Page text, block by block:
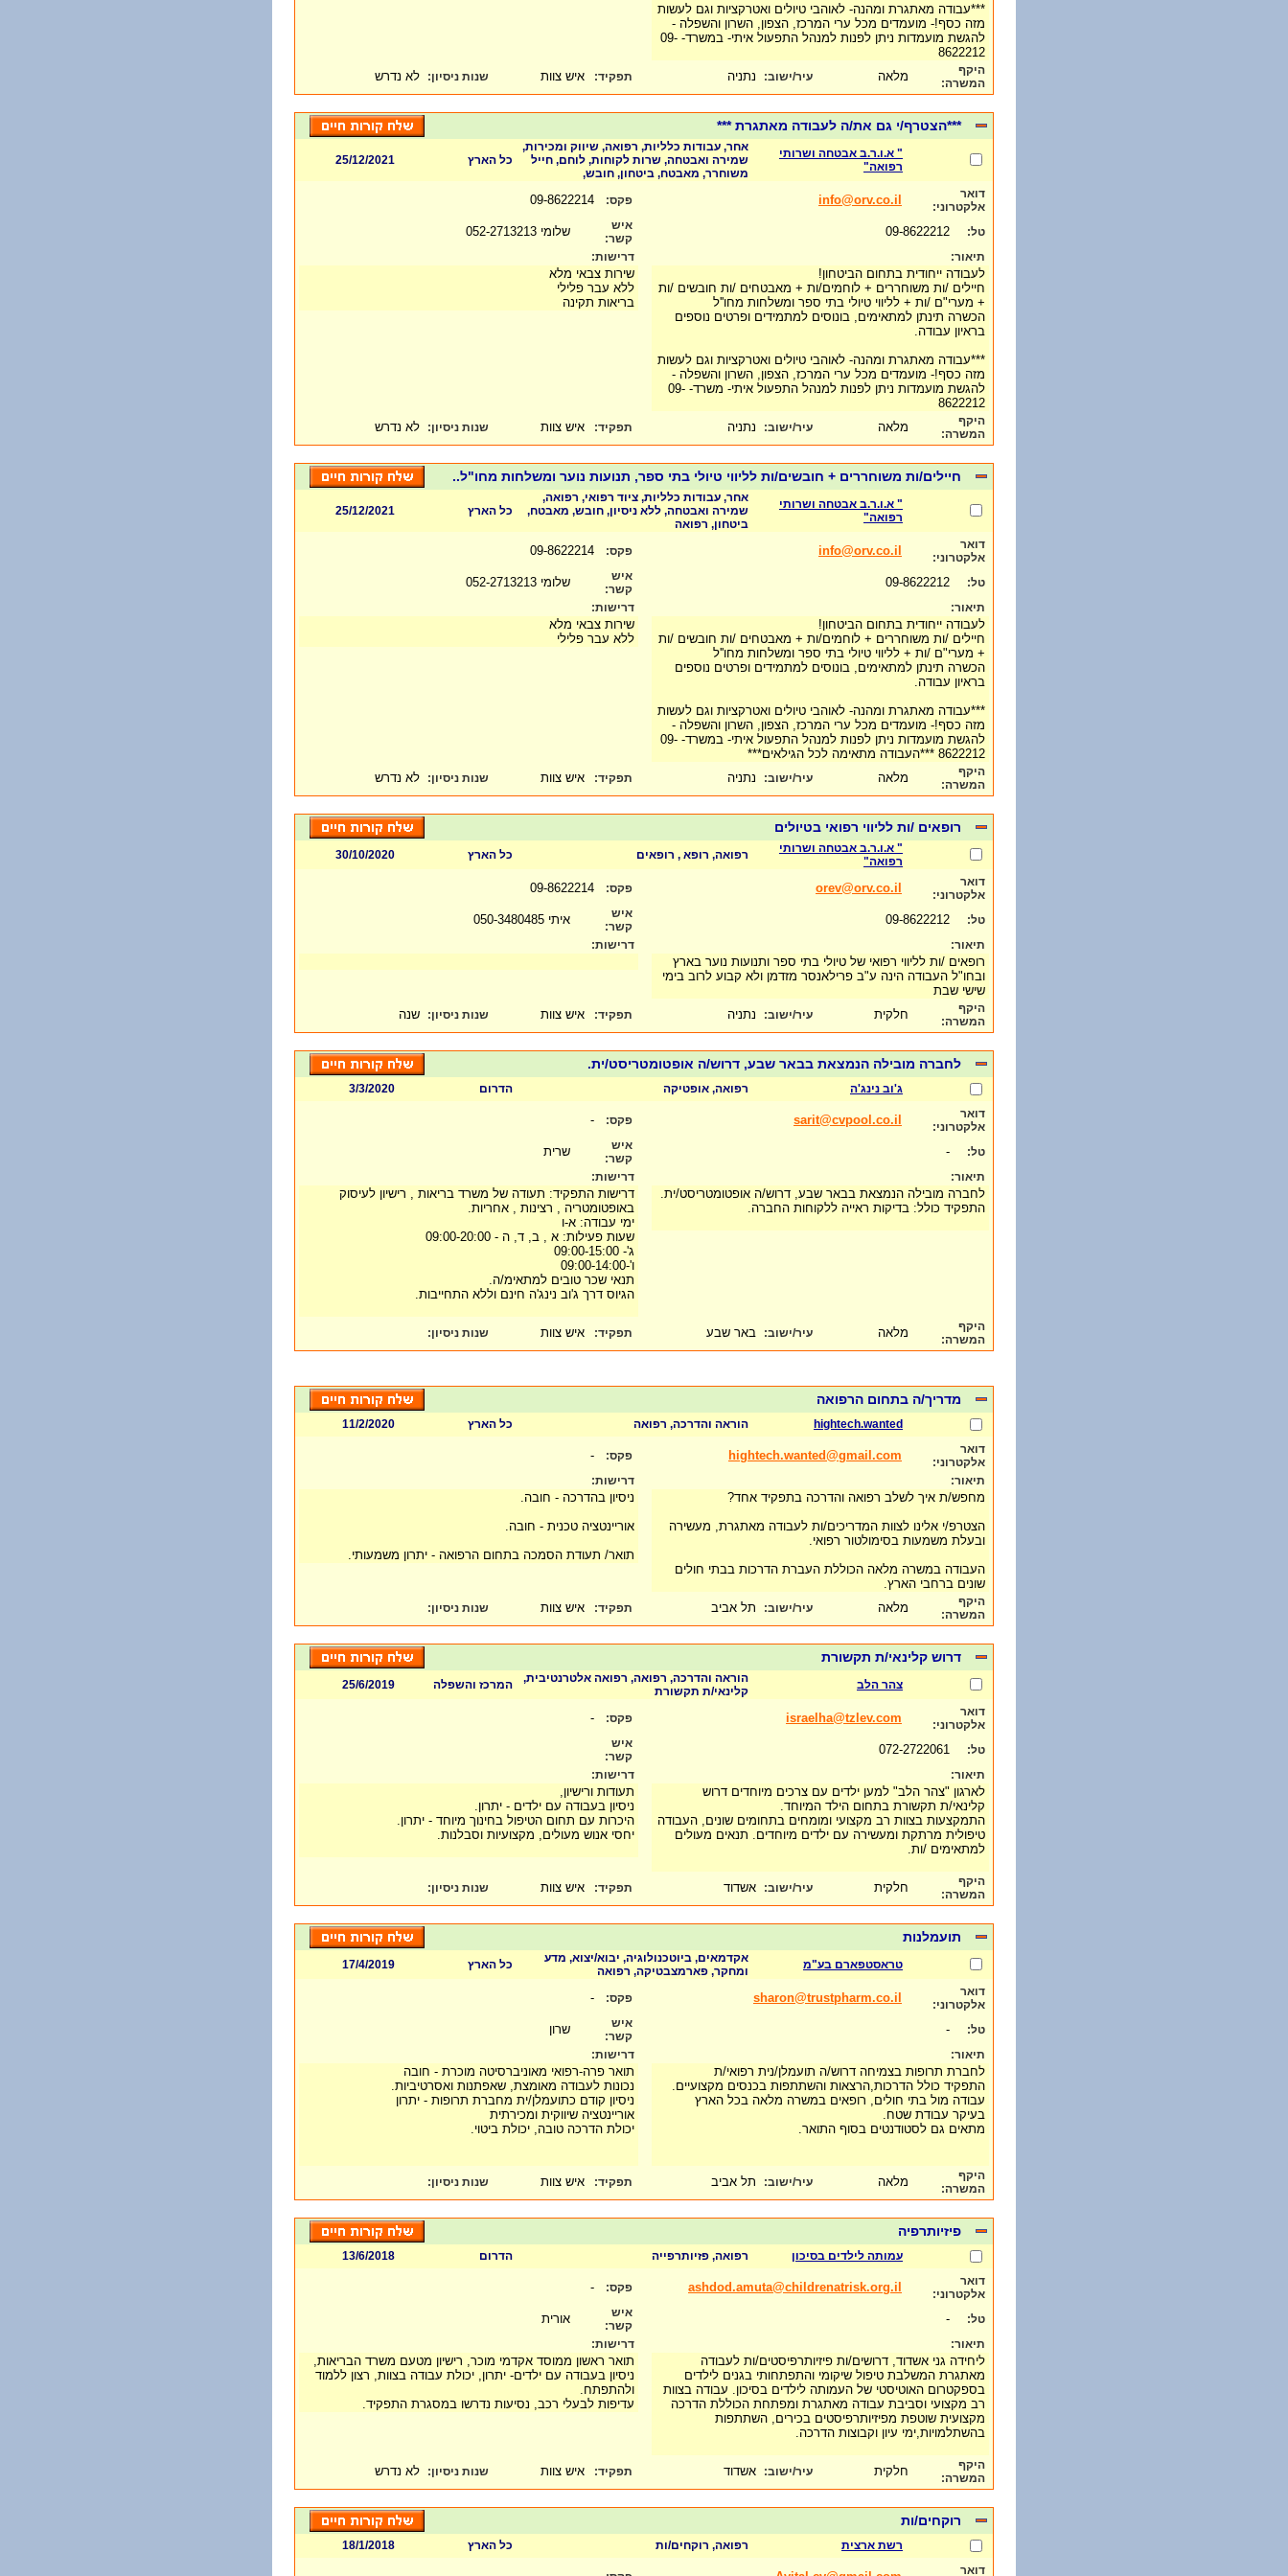
***עבודה מאתגרת ומהנה- לאוהבי טיולים ואטרקציות וגם לעשות
מזה כסף!- מועמדים מכל ערי המרכז, הצפון, השרון והשפלה -
להגשת מועמדות ניתן לפנות למנהל התפעול איתי- במשרד- 09-
8622212
היקף
המשרה:
מלאה עיר/ישוב: נתניה תפקיד: איש צוות שנות ניסיון: לא נדרש
***הצטרף/י גם את/ה לעבודה מאתגרת ***
" א.ו.ר.ב אבטחה ושרותי
רפואה"
אחר, עבודות כלליות, רפואה, שיווק ומכירות,
שמירה ואבטחה, שרות לקוחות, לוחם, חייל
משוחרר, מאבטח, ביטחון, חובש,
כל הארץ 25/12/2021
דואר
אלקטרוני:
info@orv.co.il פקס:
טל:
איש
קשר:
שלומי 052-2713213
תיאור:
לעבודה ייחודית בתחום הביטחון!
חיילים /ות משוחררים + לוחמים/ות + מאבטחים /ות חובשים /ות
+ מערי"ם /ות + לליווי טיולי בתי ספר ומשלחות מחו''ל
הכשרה תינתן למתאימים, בונוסים למתמידים ופרטים נוספים
בראיון עבודה.
***עבודה מאתגרת ומהנה- לאוהבי טיולים ואטרקציות וגם לעשות
מזה כסף!- מועמדים מכל ערי המרכז, הצפון, השרון והשפלה -
להגשת מועמדות ניתן לפנות למנהל התפעול איתי- משרד- 09-
8622212
דרישות:
שירות צבאי מלא
ללא עבר פלילי
בריאות תקינה
היקף
המשרה:
מלאה עיר/ישוב: נתניה תפקיד: איש צוות שנות ניסיון: לא נדרש
חיילים/ות משוחררים + חובשים/ות לליווי טיולי בתי ספר, תנועות נוער ומשלחות מחו"ל..
" א.ו.ר.ב אבטחה ושרותי
רפואה"
אחר, עבודות כלליות, ציוד רפואי, רפואה,
שמירה ואבטחה, ללא ניסיון, חובש, מאבטח,
ביטחון, רפואה
כל הארץ 25/12/2021
דואר
אלקטרוני:
info@orv.co.il פקס:
טל:
איש
קשר:
שלומי 052-2713213
תיאור:
לעבודה ייחודית בתחום הביטחון!
חיילים /ות משוחררים + לוחמים/ות + מאבטחים /ות חובשים /ות
+ מערי"ם /ות + לליווי טיולי בתי ספר ומשלחות מחו''ל
הכשרה תינתן למתאימים, בונוסים למתמידים ופרטים נוספים
בראיון עבודה.
***עבודה מאתגרת ומהנה- לאוהבי טיולים ואטרקציות וגם לעשות
מזה כסף!- מועמדים מכל ערי המרכז, הצפון, השרון והשפלה -
להגשת מועמדות ניתן לפנות למנהל התפעול איתי- במשרד- 09-
8622212 ***העבודה מתאימה לכל הגילאים***
דרישות:
שירות צבאי מלא
ללא עבר פלילי
היקף
המשרה:
מלאה עיר/ישוב: נתניה תפקיד: איש צוות שנות ניסיון: לא נדרש
רופאים /ות לליווי רפואי בטיולים
" א.ו.ר.ב אבטחה ושרותי
רפואה"
רפואה, רופא , רופאים כל הארץ
30/10/2020
דואר
אלקטרוני:
orev@orv.co.il פקס:
טל:
איש
קשר:
איתי 050-3480485
תיאור:
רופאים /ות לליווי רפואי של טיולי בתי ספר ותנועות נוער בארץ
ובחו"ל העבודה הינה ע"ב פרילאנסר מזדמן ולא קבוע לרוב בימי
שישי שבת
דרישות:
היקף
המשרה:
חלקית עיר/ישוב: נתניה תפקיד: איש צוות שנות ניסיון: שנה
לחברה מובילה הנמצאת בבאר שבע, דרוש/ה אופטומטריסט/ית.
ג'וב נינג'ה רפואה, אופטיקה הדרום
3/3/2020
דואר
אלקטרוני:
sarit@cvpool.co.il פקס: -
טל: -
איש
קשר:
שרית
תיאור:
לחברה מובילה הנמצאת בבאר שבע, דרוש/ה אופטומטריסט/ית.
התפקיד כולל: בדיקות ראייה ללקוחות החברה.
דרישות:
דרישות התפקיד: תעודה של משרד בריאות , רישיון לעיסוק
באופטומטריה , רצינות , אחריות.
ימי עבודה: א-ו
שעות פעילות: א , ב, ד, ה - 09:00-20:00
ג'- 09:00-15:00
ו'-09:00-14:00
תנאי שכר טובים למתאימ/ה.
הגיוס דרך ג'וב נינג'ה חינם וללא התחייבות.
היקף
המשרה:
מלאה עיר/ישוב: באר שבע תפקיד: איש צוות שנות ניסיון:
מדריך/ה בתחום הרפואה
hightech.wanted הוראה והדרכה, רפואה כל הארץ
11/2/2020
דואר
אלקטרוני:
hightech.wanted@gmail.com פקס: -
תיאור:
מחפש/ת איך לשלב רפואה והדרכה בתפקיד אחד?
הצטרפ/י אלינו לצוות המדריכים/ות לעבודה מאתגרת, מעשירה
ובעלת משמעות בסימולטור רפואי.
העבודה במשרה מלאה הכוללת העברת הדרכות בבתי חולים
שונים ברחבי הארץ.
דרישות:
ניסיון בהדרכה - חובה.
אוריינטציה טכנית - חובה.
תואר/ תעודת הסמכה בתחום הרפואה - יתרון משמעותי.
היקף
המשרה:
מלאה עיר/ישוב: תל אביב תפקיד: איש צוות שנות ניסיון:
דרוש קלינאי/ת תקשורת
צהר הלב
הוראה והדרכה, רפואה, רפואה אלטרנטיבית,
קלינאי/ת תקשורת
המרכז והשפלה
25/6/2019
דואר
אלקטרוני:
israelha@tzlev.com פקס: -
טל:
איש
קשר:
תיאור:
לארגון "צהר הלב" למען ילדים עם צרכים מיוחדים דרוש
קלינאי/ת תקשורת בתחום הילד המיוחד.
התמקצעות בצוות רב מקצועי ומומחים בתחומים שונים, העבודה
טיפולית מרתקת ומעשירה עם ילדים מיוחדים. תנאים מעולים
למתאימים /ות.
דרישות:
תעודות ורישיון,
ניסיון בעבודה עם ילדים - יתרון.
היכרות עם תחום הטיפול בחינוך מיוחד - יתרון.
יחסי אנוש מעולים, מקצועיות וסבלנות.
היקף
המשרה:
חלקית עיר/ישוב: אשדוד תפקיד: איש צוות שנות ניסיון:
תועמלנות
טראסטפארם בע"מ
אקדמאים, ביוטכנולוגיה, יבוא/יצוא, מדע
ומחקר, פארמצבטיקה, רפואה
כל הארץ
17/4/2019
דואר
אלקטרוני:
sharon@trustpharm.co.il פקס: -
טל: -
איש
קשר:
שרון
תיאור:
לחברת תרופות בצמיחה דרוש/ה תועמלן/נית רפואי/ת
התפקיד כולל הדרכות,הרצאות והשתתפות בכנסים מקצועיים.
עבודה מול בתי חולים, רופאים במשרה מלאה בכל הארץ
בעיקר עבודת שטח.
מתאים גם לסטודנטים בסוף התואר.
דרישות:
תואר פרה-רפואי מאוניברסיטה מוכרת - חובה
נכונות לעבודה מאומצת, שאפתנות ואסרטיביות.
ניסיון קודם כתועמלן/ית מחברת תרופות - יתרון
אוריינטציה שיווקית ומכירתית
יכולת הדרכה טובה, יכולת ביטוי.
היקף
המשרה:
מלאה עיר/ישוב: תל אביב תפקיד: איש צוות שנות ניסיון:
פיזיותרפיה
עמותה לילדים בסיכון רפואה, פזיותרפייה הדרום
13/6/2018
דואר
אלקטרוני:
ashdod.amuta@childrenatrisk.org.il פקס: -
טל: -
איש
קשר:
אורית
תיאור:
ליחידה גני אשדוד, דרושים/ות פיזיותרפיסטים/ות לעבודה
מאתגרת המשלבת טיפול שיקומי והתפתחותי בגנים לילדים
בספקטרום האוטיסטי של העמותה לילדים בסיכון. עבודה בצוות
רב מקצועי וסביבת עבודה מאתגרת ומפתחת הכוללת הדרכה
מקצועית שוטפת מפיזיותרפיסטים בכירים, השתתפות
בהשתלמויות,ימי עיון וקבוצות הדרכה.
דרישות:
תואר ראשון ממוסד אקדמי מוכר, רישיון מטעם משרד הבריאות,
ניסיון בעבודה עם ילדים- יתרון, יכולת עבודה בצוות, רצון ללמוד
ולהתפתח.
עדיפות לבעלי רכב, נסיעות נדרשו במסגרת התפקיד.
היקף
המשרה:
חלקית עיר/ישוב: אשדוד תפקיד: איש צוות שנות ניסיון: לא נדרש
רוקחים/ות
רשת ארצית רפואה, רוקחים/ות כל הארץ
18/1/2018
דואר